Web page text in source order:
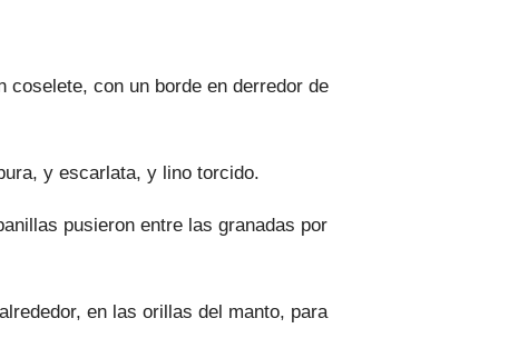
coselete, con un borde en derredor de
y escarlata, y lino torci­do.
pusieron entre las granadas por
en las orillas del manto, para